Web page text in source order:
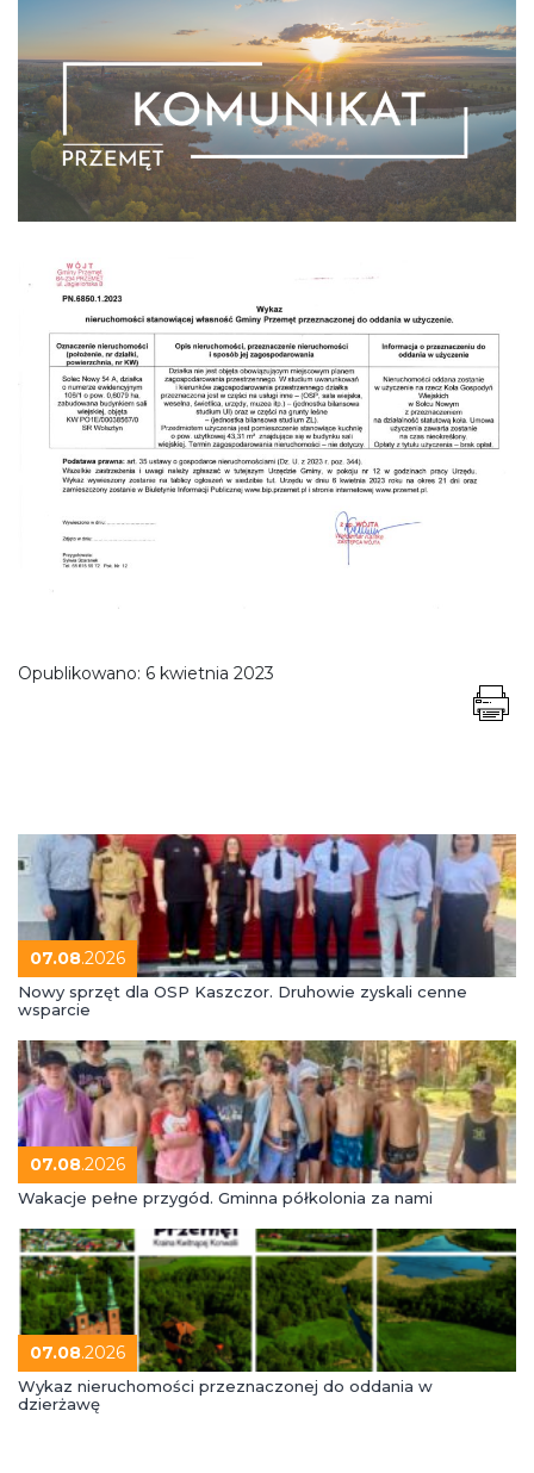
Opublikowano: 6 kwietnia 2023
07.08.2026
Nowy sprzęt dla OSP Kaszczor. Druhowie zyskali cenne
wsparcie
07.08.2026
Wakacje pełne przygód. Gminna półkolonia za nami
07.08.2026
Wykaz nieruchomości przeznaczonej do oddania w
dzierżawę